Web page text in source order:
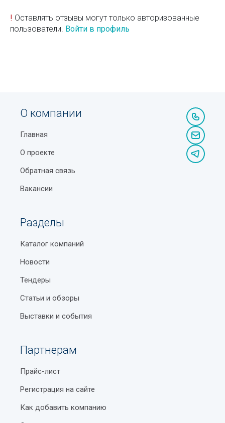
! Оставлять отзывы могут только авторизованные
пользователи. Войти в профиль
О компании
Главная
О проекте
Обратная связь
Вакансии
Разделы
Каталог компаний
Новости
Тендеры
Статьи и обзоры
Выставки и события
Партнерам
Прайс-лист
Регистрация на сайте
Как добавить компанию